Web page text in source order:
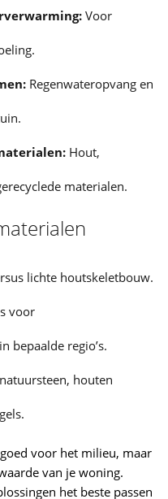
Voor
Regenwateropvang en
Hout,
materialen.
lichte houtskeletbouw.
voor
bepaalde regio’s.
houten
voor het milieu, maar
van je woning.
het beste passen